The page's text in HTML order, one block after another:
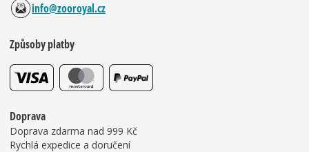
info@zooroyal.cz
Způsoby platby
Doprava
Doprava zdarma nad 999 Kč
Rychlá expedice a doručení